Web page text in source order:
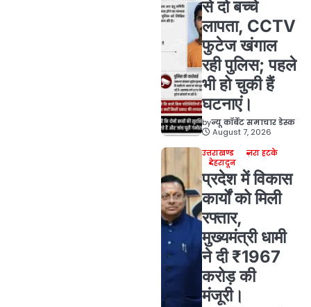
से दो बच्चे
लापता, CCTV
फुटेज खंगाल
रही पुलिस; पहले
भी हो चुकी हैं
घटनाएं।
byन्यू कॉर्बेट समाचार डेस्क
August 7, 2026
उत्तराखण्ड
ज़रा हटके
देहरादून
प्रदेश में विकास
कार्यों को मिली
रफ्तार,
मुख्यमंत्री धामी
ने दी ₹1967
करोड़ की
मंजूरी।